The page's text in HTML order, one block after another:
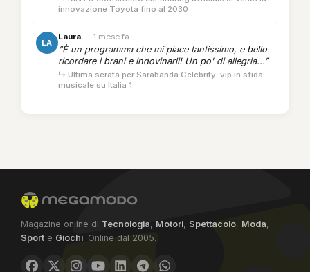
innovazione Toyota fino al 2030
LA
Laura · 1 mese fa
“È un programma che mi piace tantissimo, e bello
ricordare i brani e indovinarli! Un po' di allegria...”
↳ Ultima serata per Sarabanda Celebrity: vip in sfida
musicale su Italia 1
Magazine online di Tecnologia, Motori, Spettacolo, Moda,
Sport e Giochi. Online dal 2005.